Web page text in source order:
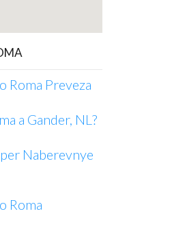
Roma Preveza
a Gander, NL?
Naberevnye
Roma